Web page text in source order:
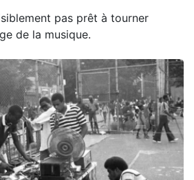
pas prêt à tourner
de la musique.